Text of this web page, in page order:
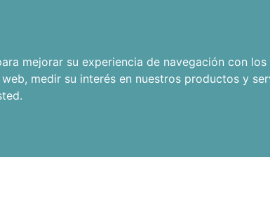
mejorar su experiencia de navegación con los
, medir su interés en nuestros productos y
.